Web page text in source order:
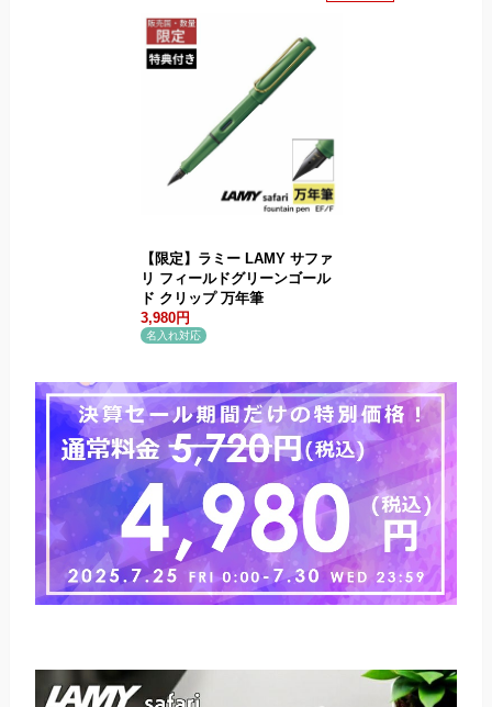
【限定】ラミー LAMY サファ
リ フィールドグリーンゴール
ド クリップ 万年筆
3,980円